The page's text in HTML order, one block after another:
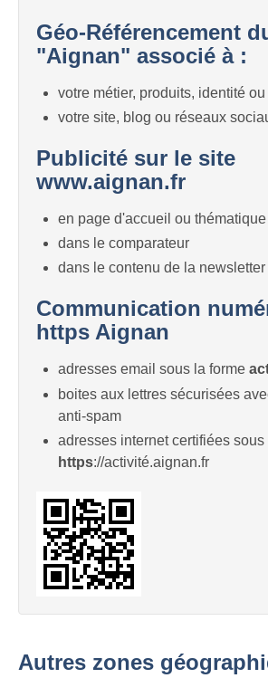
Géo-Référencement
"Aignan" associé à :
votre métier, produits, identité
votre site, blog ou réseaux
Publicité sur le site
www.aignan.fr
en page d'accueil ou thématique
dans le comparateur
dans le contenu de la newsletter
Communication
https Aignan
adresses email sous la forme
boites aux lettres sécurisées
anti-spam
adresses internet certifiées sous
https://activité.aignan.fr
Autres zones